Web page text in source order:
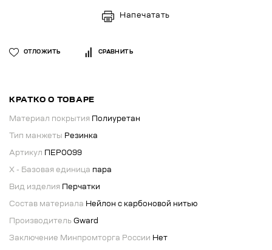
Напечатать
ОТЛОЖИТЬ СРАВНИТЬ
КРАТКО О ТОВАРЕ
Материал покрытия Полиуретан
Тип манжеты Резинка
Артикул ПЕР0099
X - Базовая единица пара
Вид изделия Перчатки
Состав материала Нейлон с карбоновой нитью
Производитель Gward
Заключение Минпромторга России Нет